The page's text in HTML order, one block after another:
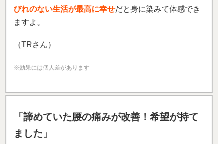
びれのない生活が最高に幸せだと身に染みて体感でき
ますよ。
（TRさん）
※効果には個人差があります
「諦めていた腰の痛みが改善！希望が持て
ました」